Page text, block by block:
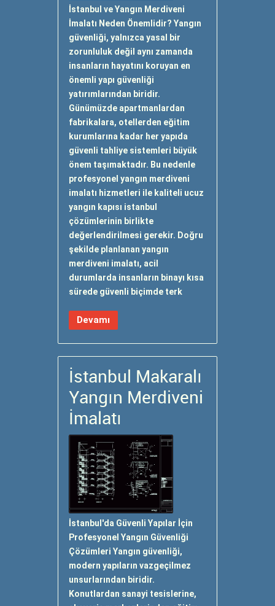
İstanbul ve Yangın Merdiveni
İmalatı Neden Önemlidir? Yangın
güvenliği, yalnızca yasal bir
zorunluluk değil aynı zamanda
insanların hayatını koruyan en
önemli yapı güvenliği
yatırımlarından biridir.
Günümüzde apartmanlardan
fabrikalara, otellerden eğitim
kurumlarına kadar her yapıda
güvenli tahliye sistemleri büyük
önem taşımaktadır. Bu nedenle
profesyonel yangın merdiveni
imalatı hizmetleri ile kaliteli ucuz
yangın kapısı istanbul
çözümlerinin birlikte
değerlendirilmesi gerekir. Doğru
şekilde planlanan yangın
merdiveni imalatı, acil
durumlarda insanların binayı kısa
sürede güvenli biçimde terk
Devamı
İstanbul Makaralı
Yangın Merdiveni
İmalatı
İstanbul'da Güvenli Yapılar İçin
Profesyonel Yangın Güvenliği
Çözümleri Yangın güvenliği,
modern yapıların vazgeçilmez
unsurlarından biridir.
Konutlardan sanayi tesislerine,